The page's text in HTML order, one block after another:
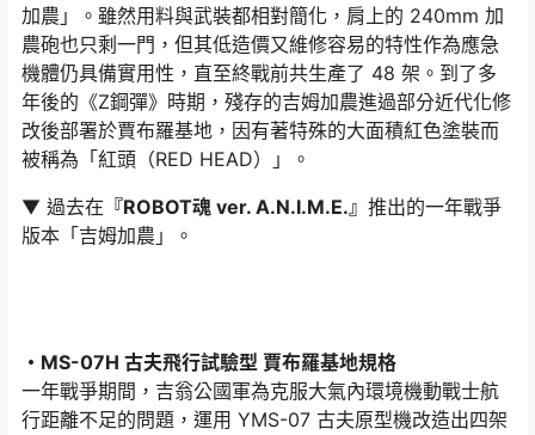
加農」。雖然用料與武裝都相對簡化，肩上的 240mm 加
農砲也只剩一門，但其低造價又維修容易的特性作為應急
機體仍具備實用性，直至終戰前共生產了 48 架。到了多
年後的《Z鋼彈》時期，殘存的吉姆加農進過部分近代化修
改後部署於賈布羅基地，因有著特殊的大面積紅色塗裝而
被稱為「紅頭（RED HEAD）」。
▼ 過去在 『ROBOT魂 ver. A.N.I.M.E.』 推出的一年戰爭
版本「吉姆加農」。
・MS-07H 古夫飛行試驗型 賈布羅基地規格
一年戰爭期間，吉翁公國軍為克服大氣內環境機動戰士航
行距離不足的問題，運用 YMS-07 古夫原型機改造出四架